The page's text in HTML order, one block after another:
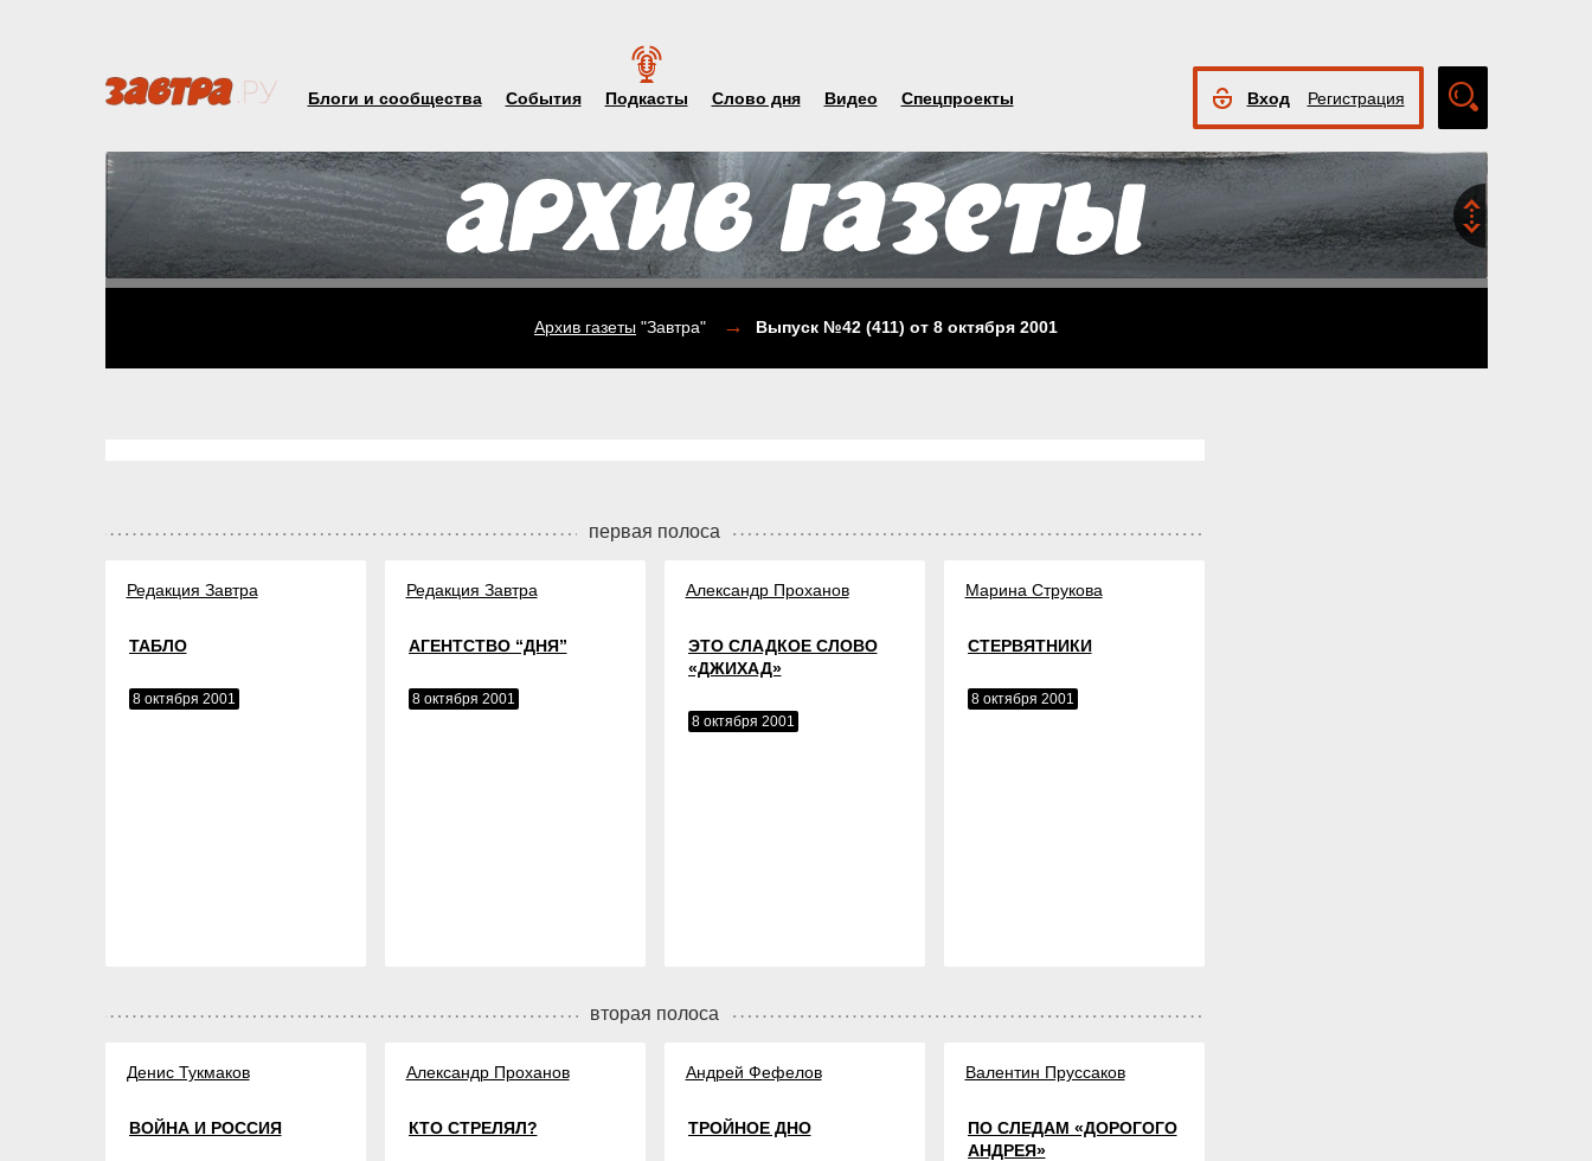
Блоги и сообщества События Подкасты Слово дня Видео Спецпроекты Вход Регистрация
поиск
Архив газеты"Завтра" → Выпуск №42 (411) от 8 октября 2001
первая полоса
Редакция Завтра
ТАБЛО
8 октября 2001
Редакция Завтра
АГЕНТСТВО “ДНЯ”
8 октября 2001
Александр Проханов
ЭТО СЛАДКОЕ СЛОВО
«ДЖИХАД»
8 октября 2001
Марина Струкова
СТЕРВЯТНИКИ
8 октября 2001
вторая полоса
Денис Тукмаков
ВОЙНА И РОССИЯ
Александр Проханов
КТО СТРЕЛЯЛ?
Андрей Фефелов
ТРОЙНОЕ ДНО
Валентин Пруссаков
ПО СЛЕДАМ «ДОРОГОГО
АНДРЕЯ»